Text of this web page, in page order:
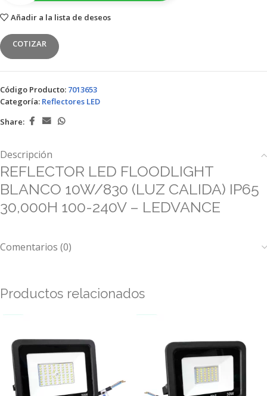
Añadir a la lista de deseos
COTIZAR
Código Producto: 7013653
Categoría: Reflectores LED
Share:
Descripción
REFLECTOR LED FLOODLIGHT
BLANCO 10W/830 (LUZ CALIDA) IP65
30,000H 100-240V – LEDVANCE
Comentarios (0)
Productos relacionados